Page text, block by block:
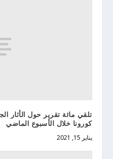
تلقي مائة تقرير حول الأثار
كورونا خلال الأسبوع الماضي
يناير 15, 2021